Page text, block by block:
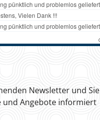
Newsletter und Sie
und Angebote informiert